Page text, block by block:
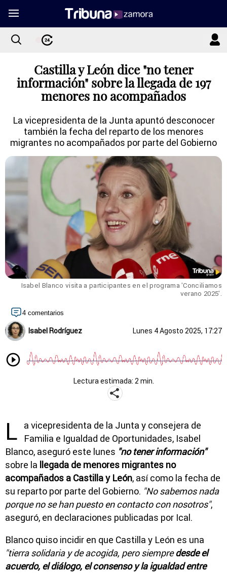
Castilla y León dice "no tener
información" sobre la llegada de 197
menores no acompañados
La vicepresidenta de la Junta apuntó desconocer
también la fecha del reparto de los menores
migrantes no acompañados por parte del Gobierno
Isabel Blanco visita a participantes en el programa 'Conciliamos
verano 2025'.
4 comentarios
Isabel Rodríguez Lunes 4 Agosto 2025, 17:27
Lectura estimada: 2 min.
L
a vicepresidenta de la Junta y consejera de
Familia e Igualdad de Oportunidades, Isabel
Blanco, aseguró este lunes "no tener información"
sobre la llegada de menores migrantes no
acompañados a Castilla y León, así como la fecha de
su reparto por parte del Gobierno. "No sabemos nada
porque no se han puesto en contacto con nosotros",
aseguró, en declaraciones publicadas por Ical.
Blanco quiso incidir en que Castilla y León es una
"tierra solidaria y de acogida, pero siempredesde el
acuerdo, el diálogo, el consenso y la igualdad entre